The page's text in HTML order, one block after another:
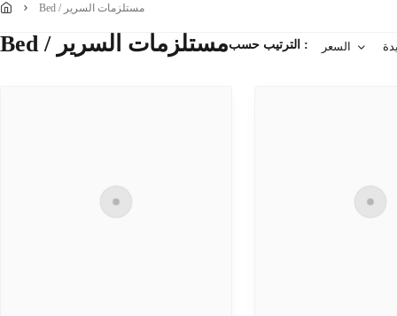
bed / مستلزمات السرير
Bed / مستلزمات السرير الترتيب حسب : السعر